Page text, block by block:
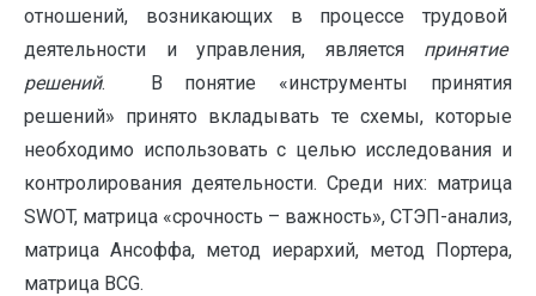
отношений, возникающих в процессе трудовой
деятельности и управления, является принятие
решений. В понятие «инструменты принятия
решений» принято вкладывать те схемы, которые
необходимо использовать с целью исследования и
контролирования деятельности. Среди них: матрица
SWOT, матрица «срочность – важность», СТЭП-анализ,
матрица Ансоффа, метод иерархий, метод Портера,
матрица BCG.